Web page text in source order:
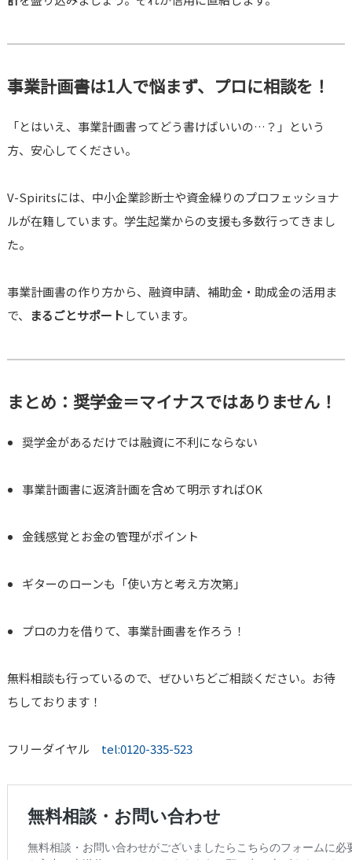
事業計画書は1人で悩まず、プロに相談を！
「とはいえ、事業計画書ってどう書けばいいの…？」という
方、安心してください。
V-Spiritsには、中小企業診断士や資金繰りのプロフェッショナ
ルが在籍しています。学生起業からの支援も多数行ってきまし
た。
事業計画書の作り方から、融資申請、補助金・助成金の活用ま
で、
まるごとサポートしています。
まとめ：奨学金＝マイナスではありません！
奨学金があるだけでは融資に不利にならない
事業計画書に返済計画を含めて明示すればOK
金銭感覚とお金の管理がポイント
ギターのローンも「使い方と考え方次第」
プロの力を借りて、事業計画書を作ろう！
無料相談も行っているので、ぜひいちどご相談ください。お待
ちしております！
フリーダイヤル tel:0120-335-523